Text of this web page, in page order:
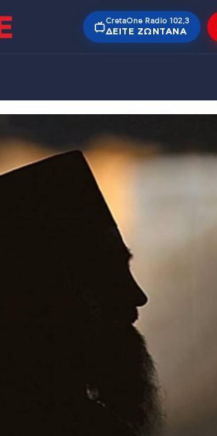
CretaOne Radio 102,3
ΔΕΊΤΕ ΖΩΝΤΑΝΆ